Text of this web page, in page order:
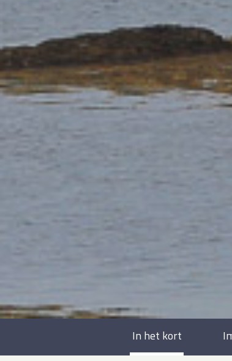
In het kort